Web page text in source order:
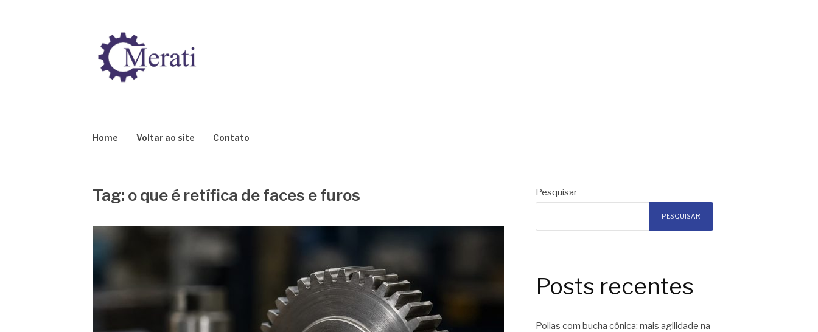
Home Voltar ao site Contato
Tag: o que é retífica de faces e furos Pesquisar
PESQUISAR
Posts recentes
Polias com bucha cônica: mais agilidade na